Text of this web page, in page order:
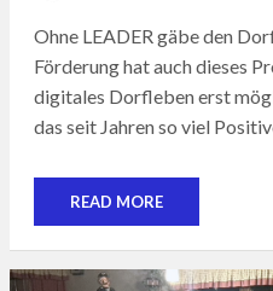
Ohne LEADER gäbe den
Förderung hat auch dieses
digitales Dorfleben erst
das seit Jahren so viel
READ MORE